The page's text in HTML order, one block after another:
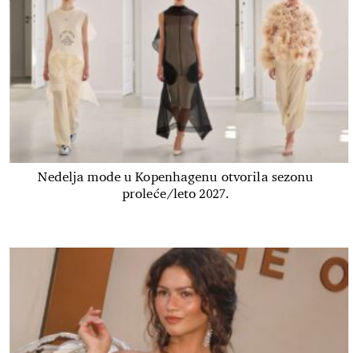
Nedelja mode u Kopenhagenu otvorila sezonu
proleće/leto 2027.